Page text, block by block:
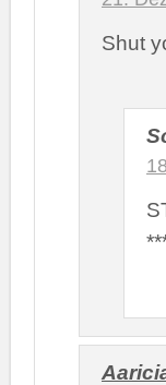
Shut